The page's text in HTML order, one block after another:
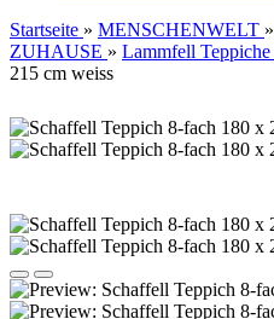
Startseite » MENSCHENWELT »
ZUHAUSE » Lammfell Teppiche
215 cm weiss